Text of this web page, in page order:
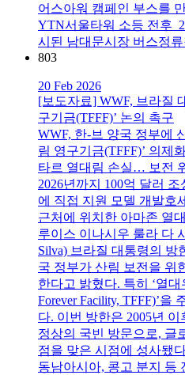
어스아워 캠페인 부스를
YTN서울타워 소등 전후
시된 남대문시장 버스정
803
20 Feb 2026
[보도자료] WWF, 브라질
구기금(TFFF)’ 논의 촉구
WWF, 한-브 양국 정부에
림 영구기금(TFFF)’ 의제
타르 열대림 손실… 보전
2026년까지 100억 달러
에 직접 지원 모델 개발호
근처에 위치한 아마존 열
루이스 이나시우 룰라 다
Silva) 브라질 대통령의 방
국 정부가 산림 보전을 위
한다고 밝혔다. 특히 ‘열대
Forever Facility, TFFF)’을
다. 이번 방한은 2005년
정상의 국빈 방문으로, 글
점을 맞은 시점에 성사됐
동남아시아, 콩고 분지 등